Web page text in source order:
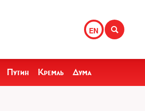
EN
Путин Кремль Дума